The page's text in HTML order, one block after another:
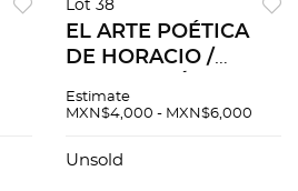
Lot 38
EL ARTE POÉTICA
DE HORACIO /
LAS EGLOGAS VIII, Y
MÉXICO, 1786.
Estimate
MXN$4,000 - MXN$6,000
Unsold